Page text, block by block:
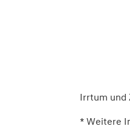
Irrtum und
* Weitere